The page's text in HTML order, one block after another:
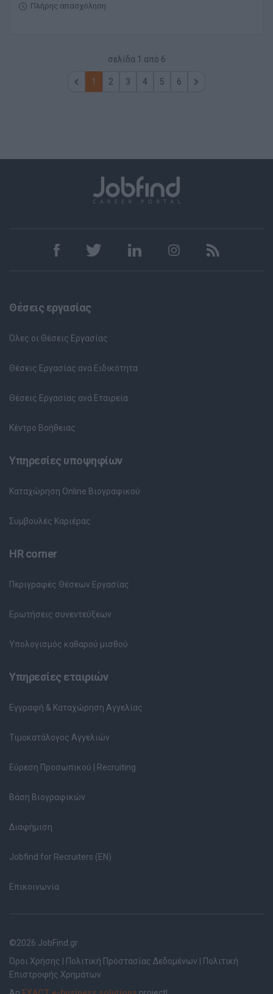
Πλήρης απασχόληση
σελίδα 1 από 6
1 2 3 4 5 6
Θέσεις εργασίας
Όλες οι Θέσεις Εργασίας
Θέσεις Εργασίας ανά Ειδικότητα
Θέσεις Εργασίας ανά Εταιρεία
Κέντρο Βοήθειας
Υπηρεσίες υποψηφίων
Καταχώρηση Online Βιογραφικού
Συμβουλές Καριέρας
HR corner
Περιγραφές Θέσεων Εργασίας
Ερωτήσεις συνεντεύξεων
Υπολογισμός καθαρού μισθού
Υπηρεσίες εταιριών
Εγγραφή & Καταχώρηση Αγγελίας
Τιμοκατάλογος Αγγελιών
Εύρεση Προσωπικού | Recruiting
Βάση Βιογραφικών
Διαφήμιση
Jobfind for Recruiters (EN)
Επικοινωνία
©2026 JobFind.gr
Όροι Χρήσης
Πολιτική Προστασίας Δεδομένων
Πολιτική
Επιστροφής Χρημάτων